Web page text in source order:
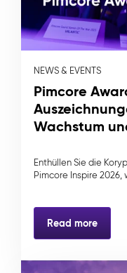
NEWS & EVENTS
Pimcore
Wachstum
Enthüllen Sie die
Pimcore Inspire
Read more